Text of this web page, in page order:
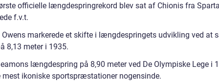
officielle længdespringrekord blev sat af Chionis fra
f.v.t.
markerede et skifte i længdespringets udvikling ved at
8,13 meter i 1935.
længdespring på 8,90 meter ved De Olympiske Lege i
mest ikoniske sportspræstationer nogensinde.